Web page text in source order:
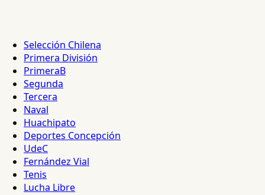
Selección Chilena
Primera División
PrimeraB
Segunda
Tercera
Naval
Huachipato
Deportes Concepción
UdeC
Fernández Vial
Tenis
Lucha Libre